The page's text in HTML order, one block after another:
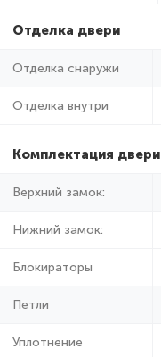
Отделка двери
Отделка снаружи
Отделка внутри
Комплектация двери
Верхний замок:
Нижний замок:
Блокираторы
Петли
Уплотнение